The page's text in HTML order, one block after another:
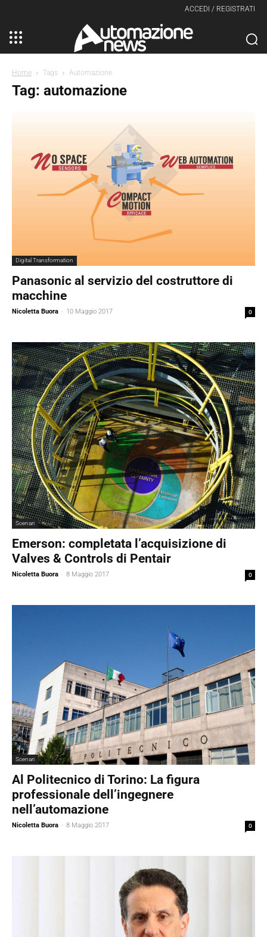
ACCEDI / REGISTRATI
Home Tags Automazione
Tag: automazione
Digital Transformation
Panasonic al servizio del costruttore di
macchine
Nicoletta Buora - 10 Maggio 2017 0
Scenari
Emerson: completata l’acquisizione di
Valves & Controls di Pentair
Nicoletta Buora - 8 Maggio 2017 0
Scenari
Al Politecnico di Torino: La figura
professionale dell’ingegnere
nell’automazione
Nicoletta Buora - 8 Maggio 2017 0